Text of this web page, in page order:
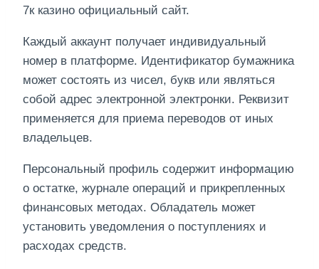
7к казино официальный сайт.
Каждый аккаунт получает индивидуальный
номер в платформе. Идентификатор бумажника
может состоять из чисел, букв или являться
собой адрес электронной электронки. Реквизит
применяется для приема переводов от иных
владельцев.
Персональный профиль содержит информацию
о остатке, журнале операций и прикрепленных
финансовых методах. Обладатель может
установить уведомления о поступлениях и
расходах средств.